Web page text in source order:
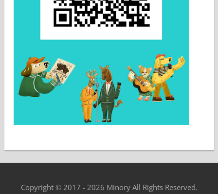
Copyright © 2017 - 2026 Minory All Rights Reserved.